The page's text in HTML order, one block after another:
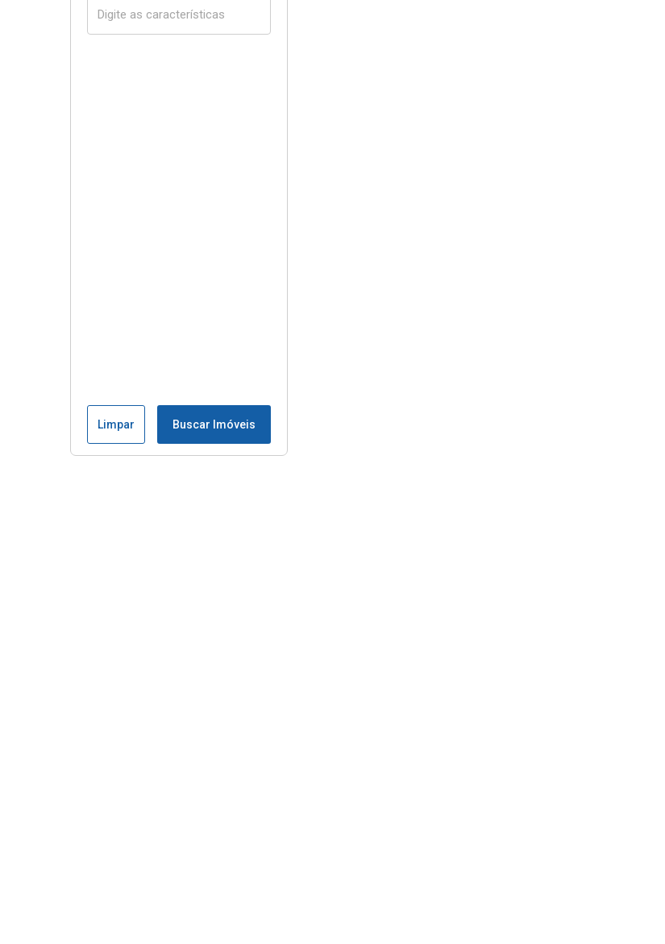
Limpar Buscar Imóveis